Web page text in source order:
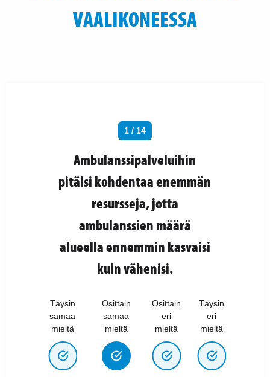
VAALIKONEESSA
1 / 14
Ambulanssipalveluihin
pitäisi kohdentaa enemmän
resursseja, jotta
ambulanssien määrä
alueella ennemmin kasvaisi
kuin vähenisi.
Täysin
samaa
mieltä
Osittain
samaa
mieltä
Osittain
eri
mieltä
Täysin
eri
mieltä